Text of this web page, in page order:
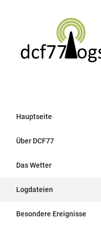
Hauptseite
Über DCF77
Das Wetter
Logdateien
Besondere Ereignisse